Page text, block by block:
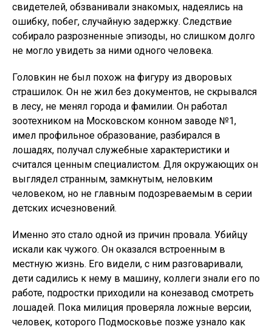
свидетелей, обзванивали знакомых, надеялись на
ошибку, побег, случайную задержку. Следствие
собирало разрозненные эпизоды, но слишком долго
не могло увидеть за ними одного человека.
Головкин не был похож на фигуру из дворовых
страшилок. Он не жил без документов, не скрывался
в лесу, не менял города и фамилии. Он работал
зоотехником на Московском конном заводе №1,
имел профильное образование, разбирался в
лошадях, получал служебные характеристики и
считался ценным специалистом. Для окружающих он
выглядел странным, замкнутым, неловким
человеком, но не главным подозреваемым в серии
детских исчезновений.
Именно это стало одной из причин провала. Убийцу
искали как чужого. Он оказался встроенным в
местную жизнь. Его видели, с ним разговаривали,
дети садились к нему в машину, коллеги знали его по
работе, подростки приходили на конезавод смотреть
лошадей. Пока милиция проверяла ложные версии,
человек, которого Подмосковье позже узнало как